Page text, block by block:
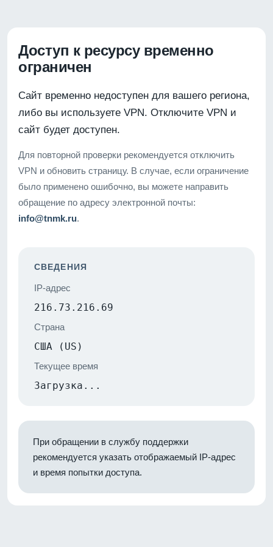
Доступ к ресурсу временно
ограничен
Сайт временно недоступен для вашего региона,
либо вы используете VPN. Отключите VPN и
сайт будет доступен.
Для повторной проверки рекомендуется отключить
VPN и обновить страницу. В случае, если ограничение
было применено ошибочно, вы можете направить
обращение по адресу электронной почты:
info@tnmk.ru.
СВЕДЕНИЯ
IP-адрес
216.73.216.69
Страна
США (US)
Текущее время
Загрузка...
При обращении в службу поддержки
рекомендуется указать отображаемый IP-адрес
и время попытки доступа.